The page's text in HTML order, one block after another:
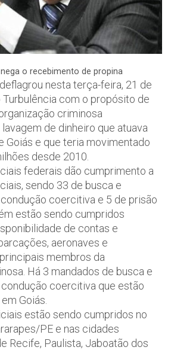
o recebimento de propina
nesta terça-feira, 21 de
Turbulência com o propósito de
criminosa
de dinheiro que atuava
Goiás e que teria movimentado
desde 2010.
federais dão cumprimento a
sendo 33 de busca e
coercitiva e 5 de prisão
estão sendo cumpridos
de contas e
aeronaves e
membros da
Há 3 mandados de busca e
coercitiva que estão
Goiás.
estão sendo cumpridos no
PE e nas cidades
Recife, Paulista, Jaboatão dos